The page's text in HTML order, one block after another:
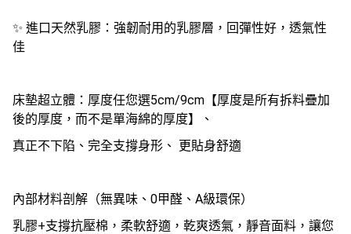
✨ 進口天然乳膠：強韌耐用的乳膠層，回彈性好，透氣性
佳
床墊超立體：厚度任您選5cm/9cm【厚度是所有拆料疊加
後的厚度，而不是單海綿的厚度】、
真正不下陷、完全支撐身形、 更貼身舒適
內部材料剖解（無異味、0甲醛、A級環保）
乳膠+支撐抗壓棉，柔軟舒適，乾爽透氣，靜音面料，讓您